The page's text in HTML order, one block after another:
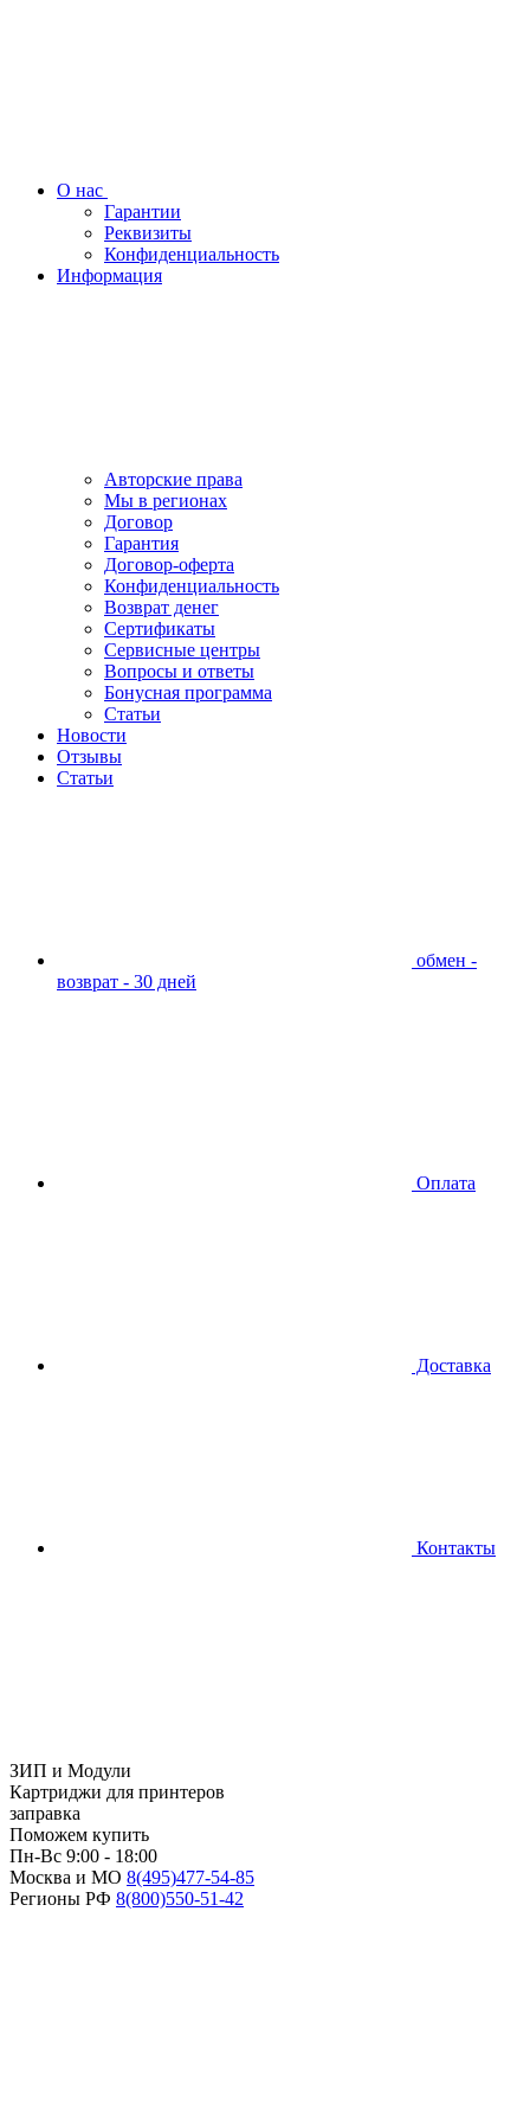
О нас
Гарантии
Реквизиты
Конфиденциальность
Информация
Авторские права
Мы в регионах
Договор
Гарантия
Договор-оферта
Конфиденциальность
Возврат денег
Сертификаты
Сервисные центры
Вопросы и ответы
Бонусная программа
Статьи
Новости
Отзывы
Статьи
обмен -
возврат - 30 дней
Оплата
Доставка
Контакты
ЗИП и Модули
Картриджи для принтеров
заправка
Поможем купить
Пн-Вс 9:00 - 18:00
Москва и МО 8(495)477-54-85
Регионы РФ 8(800)550-51-42